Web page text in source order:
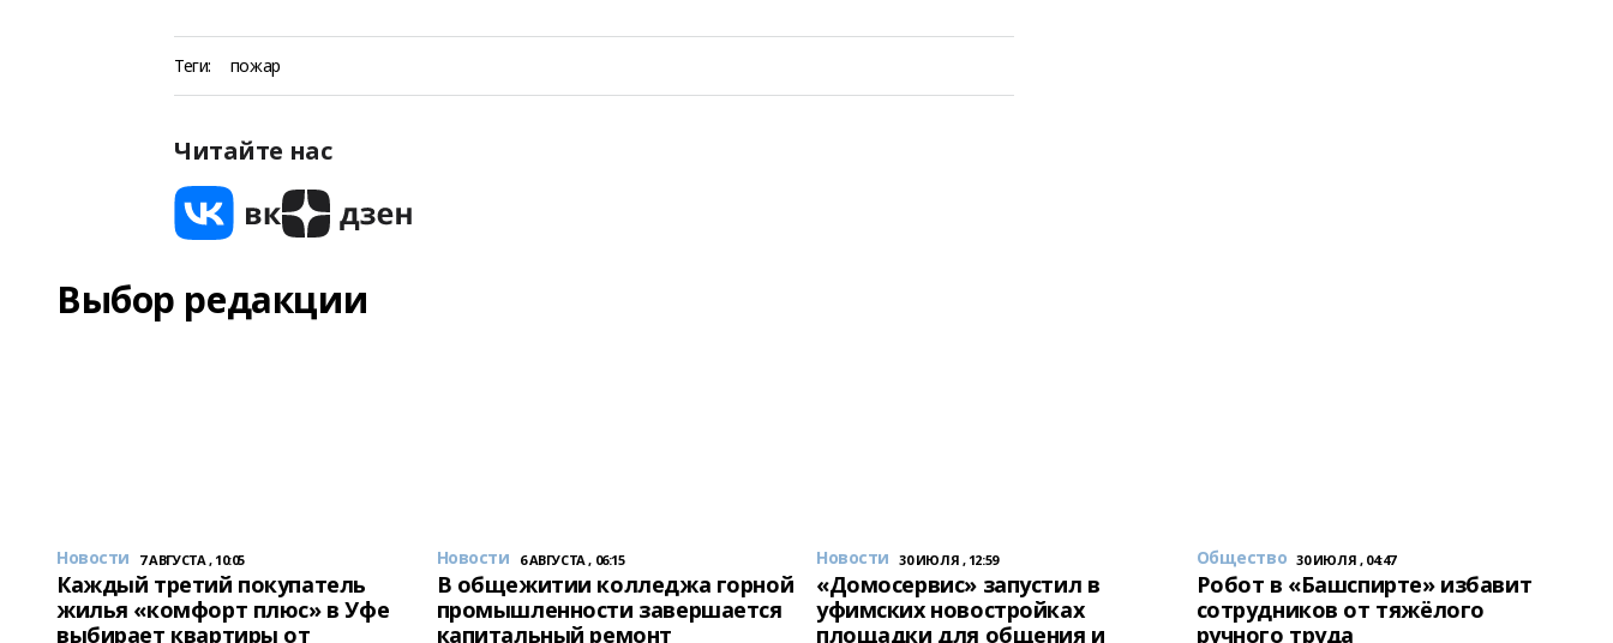
Теги: пожар
Читайте нас
Выбор редакции
Новости 7 АВГУСТА , 10:05
Каждый третий покупатель
жилья «комфорт плюс» в Уфе
выбирает квартиры от
Новости 6 АВГУСТА , 06:15
В общежитии колледжа горной
промышленности завершается
капитальный ремонт
Новости 30 ИЮЛЯ , 12:59
«Домосервис» запустил в
уфимских новостройках
площадки для общения и
Общество 30 ИЮЛЯ , 04:47
Робот в «Башспирте» избавит
сотрудников от тяжёлого
ручного труда